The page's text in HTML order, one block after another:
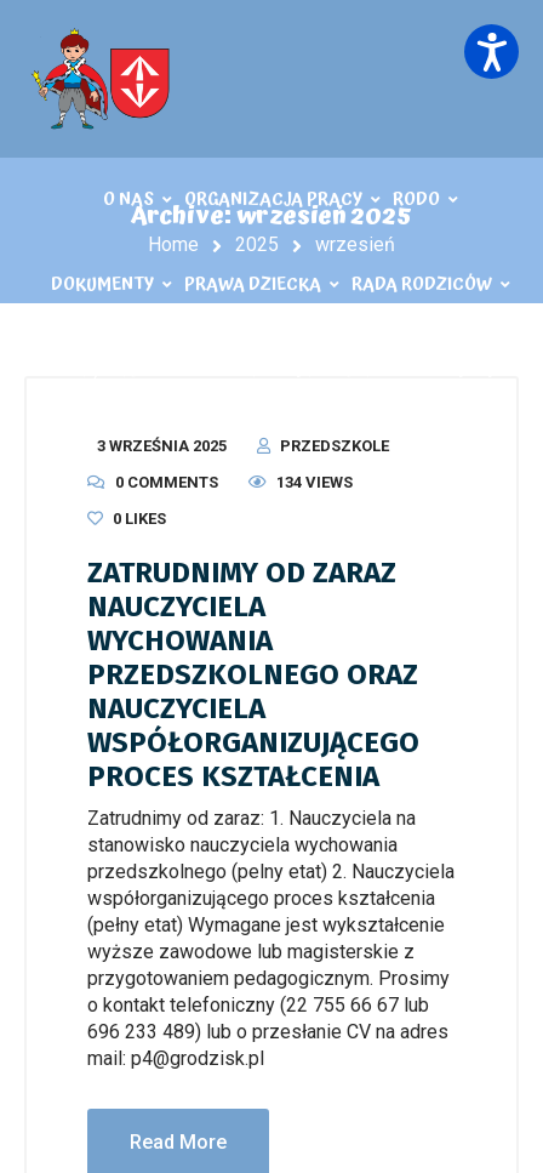
O NAS ORGANIZACJA PRACY RODO
DOKUMENTY PRAWA DZIECKA RADA RODZICÓW
Archive: wrzesień 2025
Home 2025 wrzesień
3 WRZEŚNIA 2025
PRZEDSZKOLE
0 COMMENTS
134 VIEWS
0 LIKES
ZATRUDNIMY OD ZARAZ
NAUCZYCIELA
WYCHOWANIA
PRZEDSZKOLNEGO ORAZ
NAUCZYCIELA
WSPÓŁORGANIZUJĄCEGO
PROCES KSZTAŁCENIA
Zatrudnimy od zaraz: 1. Nauczyciela na
stanowisko nauczyciela wychowania
przedszkolnego (pelny etat) 2. Nauczyciela
współorganizującego proces kształcenia
(pełny etat) Wymagane jest wykształcenie
wyższe zawodowe lub magisterskie z
przygotowaniem pedagogicznym. Prosimy
o kontakt telefoniczny (22 755 66 67 lub
696 233 489) lub o przesłanie CV na adres
mail: p4@grodzisk.pl
Read More